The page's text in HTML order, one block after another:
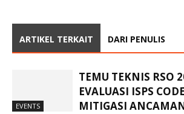
ARTIKEL TERKAIT DARI PENULIS
EVENTS
TEMU TEKNIS RSO
EVALUASI ISPS
MITIGASI